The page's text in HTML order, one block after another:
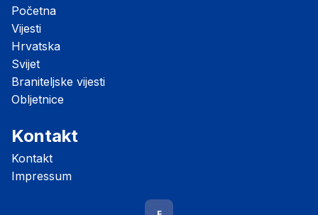
Početna
Vijesti
Hrvatska
Svijet
Braniteljske vijesti
Obljetnice
Kontakt
Kontakt
Impressum